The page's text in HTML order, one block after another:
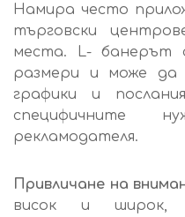
Намира често
търговски
места.
L- банерът
размери и може да
графики и
рекламодателя.
Привличане на
висок и широк,